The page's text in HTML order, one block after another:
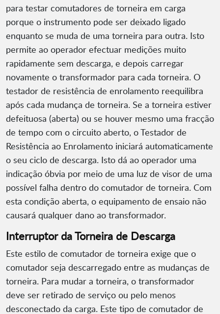
para testar comutadores de torneira em carga
porque o instrumento pode ser deixado ligado
enquanto se muda de uma torneira para outra. Isto
permite ao operador efectuar medições muito
rapidamente sem descarga, e depois carregar
novamente o transformador para cada torneira. O
testador de resistência de enrolamento reequilibra
após cada mudança de torneira. Se a torneira estiver
defeituosa (aberta) ou se houver mesmo uma fracção
de tempo com o circuito aberto, o Testador de
Resistência ao Enrolamento iniciará automaticamente
o seu ciclo de descarga. Isto dá ao operador uma
indicação óbvia por meio de uma luz de visor de uma
possível falha dentro do comutador de torneira. Com
esta condição aberta, o equipamento de ensaio não
causará qualquer dano ao transformador.
Interruptor da Torneira de Descarga
Este estilo de comutador de torneira exige que o
comutador seja descarregado entre as mudanças de
torneira. Para mudar a torneira, o transformador
deve ser retirado de serviço ou pelo menos
desconectado da carga. Este tipo de comutador de